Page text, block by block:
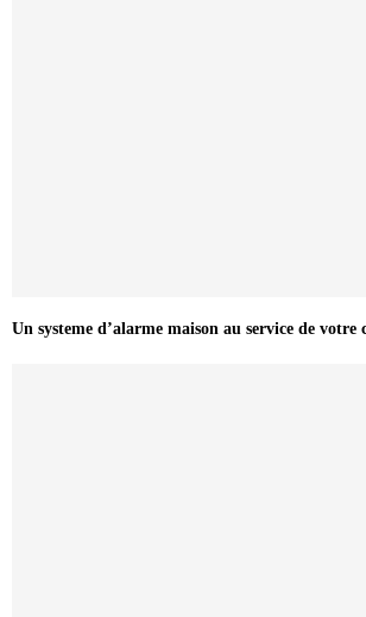
Un systeme d’alarme maison au service de votre